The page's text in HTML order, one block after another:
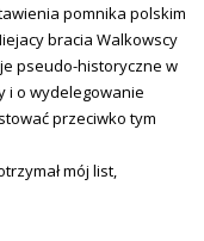
pomnika polskim
bracia Walkowscy
pseudo-historyczne w
i o wydelegowanie
przeciwko tym
mój list,